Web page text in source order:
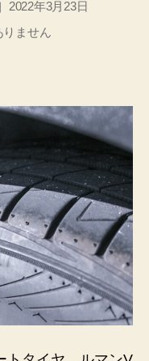
2022年3月23日
りません